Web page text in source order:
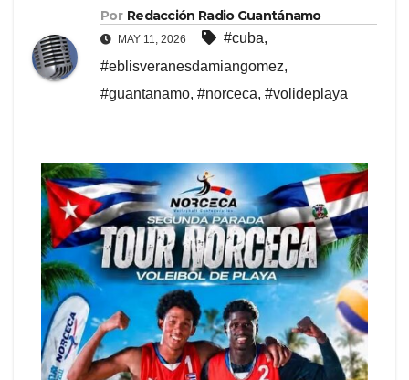
Por Redacción Radio Guantánamo
MAY 11, 2026 #cuba,
#eblisveranesdamiangomez,
#guantanamo, #norceca, #volideplaya